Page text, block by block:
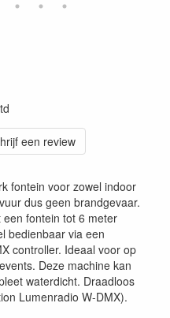
een review
fontein voor zowel indoor
dus geen brandgevaar.
fontein tot 6 meter
bedienbaar via een
controller. Ideaal voor op
Deze machine kan
waterdicht. Draadloos
Lumenradio W-DMX).